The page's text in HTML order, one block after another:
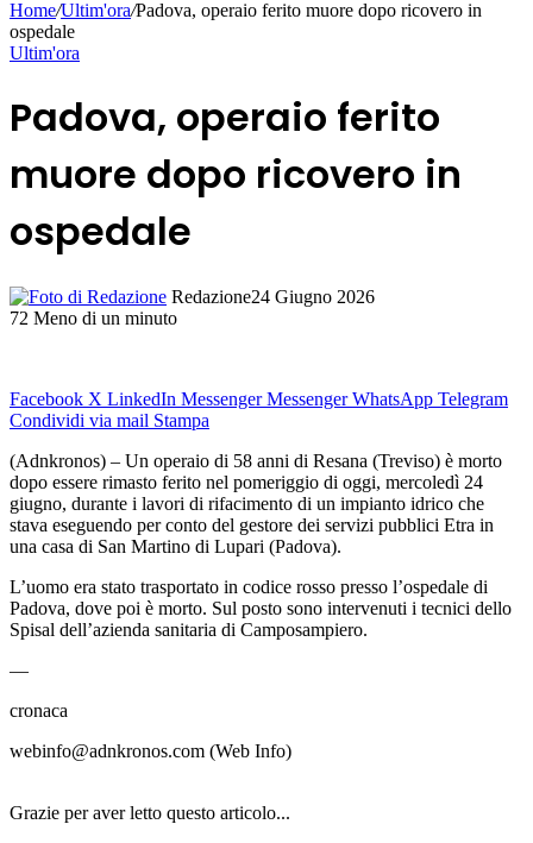
Home/Ultim'ora/Padova, operaio ferito muore dopo ricovero in
ospedale
Ultim'ora
Padova, operaio ferito
muore dopo ricovero in
ospedale
Redazione24 Giugno 2026
72 Meno di un minuto
Facebook X LinkedIn Messenger Messenger WhatsApp Telegram
Condividi via mail Stampa
(Adnkronos) – Un operaio di 58 anni di Resana (Treviso) è morto
dopo essere rimasto ferito nel pomeriggio di oggi, mercoledì 24
giugno, durante i lavori di rifacimento di un impianto idrico che
stava eseguendo per conto del gestore dei servizi pubblici Etra in
una casa di San Martino di Lupari (Padova).
L’uomo era stato trasportato in codice rosso presso l’ospedale di
Padova, dove poi è morto. Sul posto sono intervenuti i tecnici dello
Spisal dell’azienda sanitaria di Camposampiero.
—
cronaca
webinfo@adnkronos.com (Web Info)
Grazie per aver letto questo articolo...